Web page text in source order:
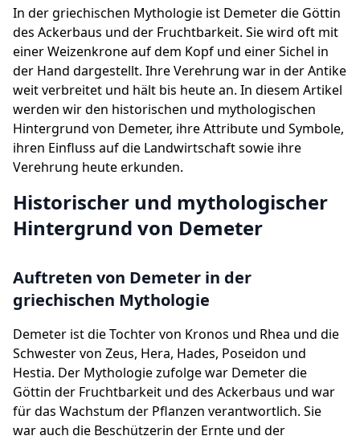
In der griechischen Mythologie ist Demeter die Göttin
des Ackerbaus und der Fruchtbarkeit. Sie wird oft mit
einer Weizenkrone auf dem Kopf und einer Sichel in
der Hand dargestellt. Ihre Verehrung war in der Antike
weit verbreitet und hält bis heute an. In diesem Artikel
werden wir den historischen und mythologischen
Hintergrund von Demeter, ihre Attribute und Symbole,
ihren Einfluss auf die Landwirtschaft sowie ihre
Verehrung heute erkunden.
Historischer und mythologischer
Hintergrund von Demeter
Auftreten von Demeter in der
griechischen Mythologie
Demeter ist die Tochter von Kronos und Rhea und die
Schwester von Zeus, Hera, Hades, Poseidon und
Hestia. Der Mythologie zufolge war Demeter die
Göttin der Fruchtbarkeit und des Ackerbaus und war
für das Wachstum der Pflanzen verantwortlich. Sie
war auch die Beschützerin der Ernte und der